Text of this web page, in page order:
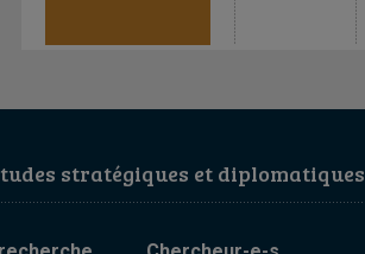
stratégiques et diplomatiques